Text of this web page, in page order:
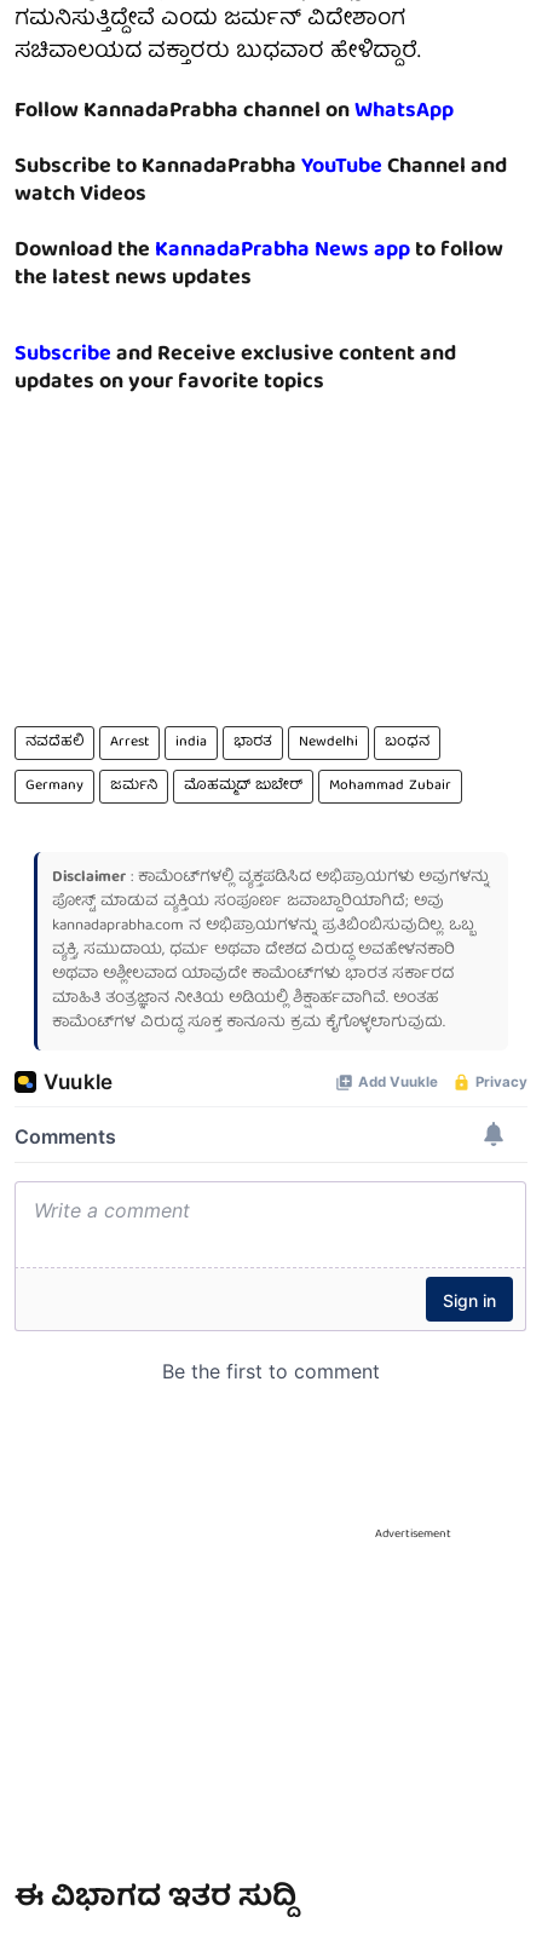
ಗಮನಿಸುತ್ತಿದ್ದೇವೆ ಎಂದು ಜರ್ಮನ್ ವಿದೇಶಾಂಗ
ಸಚಿವಾಲಯದ ವಕ್ತಾರರು ಬುಧವಾರ ಹೇಳಿದ್ದಾರೆ.
Follow KannadaPrabha channel onWhatsApp
Subscribe to KannadaPrabhaYouTubeChannel and
watch Videos
Download theKannadaPrabha News appto follow
the latest news updates
Subscribeand Receive exclusive content and
updates on your favorite topics
ನವದೆಹಲಿ Arrest india ಭಾರತ Newdelhi
ಬಂಧನ
Germany
ಜರ್ಮನಿ ಮೊಹಮ್ಮದ್ ಜುಬೇರ್ Mohammad Zubair
Disclaimer: ಕಾಮೆಂಟ್‌ಗಳಲ್ಲಿ ವ್ಯಕ್ತಪಡಿಸಿದ ಅಭಿಪ್ರಾಯಗಳು ಅವುಗಳನ್ನು
ಪೋಸ್ಟ್ ಮಾಡುವ ವ್ಯಕ್ತಿಯ ಸಂಪೂರ್ಣ ಜವಾಬ್ದಾರಿಯಾಗಿದೆ; ಅವು
kannadaprabha.com ನ ಅಭಿಪ್ರಾಯಗಳನ್ನು ಪ್ರತಿಬಿಂಬಿಸುವುದಿಲ್ಲ. ಒಬ್ಬ
ವ್ಯಕ್ತಿ, ಸಮುದಾಯ, ಧರ್ಮ ಅಥವಾ ದೇಶದ ವಿರುದ್ಧ ಅವಹೇಳನಕಾರಿ
ಅಥವಾ ಅಶ್ಲೀಲವಾದ ಯಾವುದೇ ಕಾಮೆಂಟ್‌ಗಳು ಭಾರತ ಸರ್ಕಾರದ
ಮಾಹಿತಿ ತಂತ್ರಜ್ಞಾನ ನೀತಿಯ ಅಡಿಯಲ್ಲಿ ಶಿಕ್ಷಾರ್ಹವಾಗಿವೆ. ಅಂತಹ
ಕಾಮೆಂಟ್‌ಗಳ ವಿರುದ್ಧ ಸೂಕ್ತ ಕಾನೂನು ಕ್ರಮ ಕೈಗೊಳ್ಳಲಾಗುವುದು.
Advertisement
ಈ ವಿಭಾಗದ ಇತರ ಸುದ್ದಿ